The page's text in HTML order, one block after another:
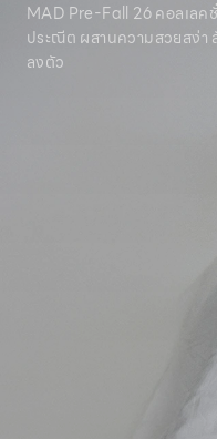
MAD Pre-Fall 26 คอลเลค
ประณีต ผสานความสวยสง่า
ลงตัว